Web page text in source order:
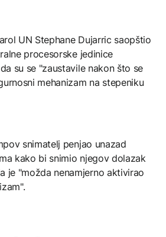
UN Stephane Dujarric saopštio
procesorske jedinice
su se "zaustavile nakon što se
mehanizam na stepeniku
snimatelj penjao unazad
kako bi snimio njegov dolazak
je "možda nenamjerno aktivirao